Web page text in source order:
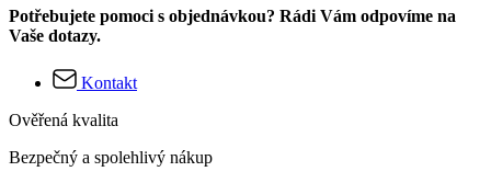
Potřebujete pomoci s objednávkou? Rádi Vám odpovíme na
Vaše dotazy.
Kontakt
Ověřená kvalita
Bezpečný a spolehlivý nákup